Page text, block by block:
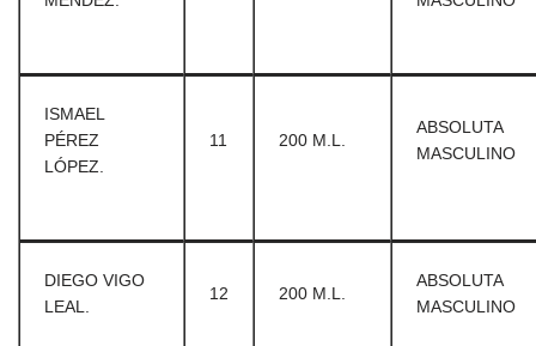
ISMAEL
PÉREZ
LÓPEZ.
11 200 M.L.
ABSOLUTA
MASCULINO
DIEGO VIGO
LEAL.
12 200 M.L.
ABSOLUTA
MASCULINO